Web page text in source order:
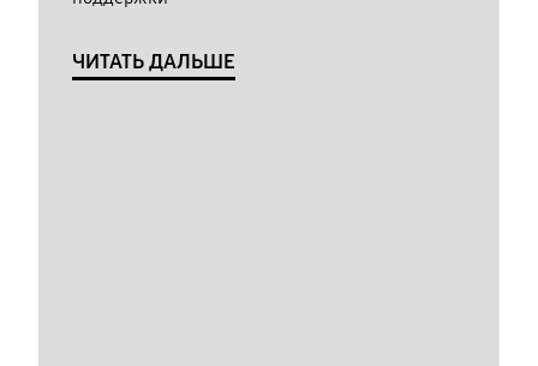
ЧИТАТЬ ДАЛЬШЕ